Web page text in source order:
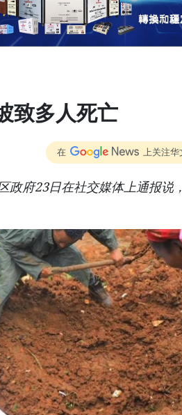
致多人死亡
在 上关注华
政府23日在社交媒体上通报说